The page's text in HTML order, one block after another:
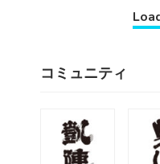
コミュニティ